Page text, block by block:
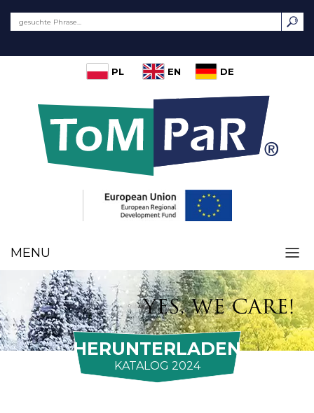
PL EN DE
MENU
HERUNTERLADEN
KATALOG 2024